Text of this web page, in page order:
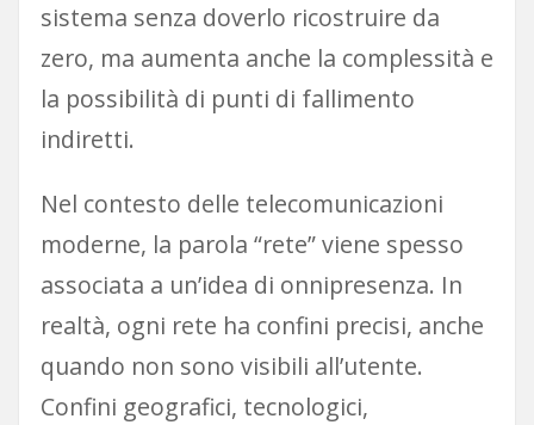
sistema senza doverlo ricostruire da
zero, ma aumenta anche la complessità e
la possibilità di punti di fallimento
indiretti.
Nel contesto delle telecomunicazioni
moderne, la parola “rete” viene spesso
associata a un’idea di onnipresenza. In
realtà, ogni rete ha confini precisi, anche
quando non sono visibili all’utente.
Confini geografici, tecnologici,